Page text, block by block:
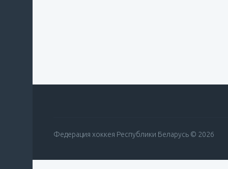
Федерация хоккея Республики Беларусь © 2026